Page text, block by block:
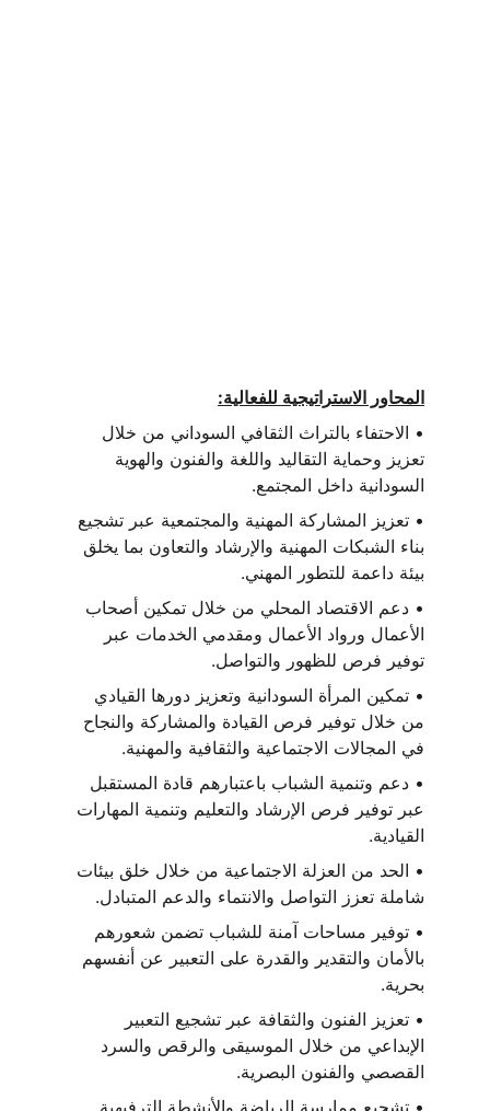
المحاور الاستراتيجية للفعالية:
• الاحتفاء بالتراث الثقافي السوداني من خلال
تعزيز وحماية التقاليد واللغة والفنون والهوية
السودانية داخل المجتمع.
• تعزيز المشاركة المهنية والمجتمعية عبر تشجيع
بناء الشبكات المهنية والإرشاد والتعاون بما يخلق
بيئة داعمة للتطور المهني.
• دعم الاقتصاد المحلي من خلال تمكين أصحاب
الأعمال ورواد الأعمال ومقدمي الخدمات عبر
توفير فرص للظهور والتواصل.
• تمكين المرأة السودانية وتعزيز دورها القيادي
من خلال توفير فرص القيادة والمشاركة والنجاح
في المجالات الاجتماعية والثقافية والمهنية.
• دعم وتنمية الشباب باعتبارهم قادة المستقبل
عبر توفير فرص الإرشاد والتعليم وتنمية المهارات
القيادية.
• الحد من العزلة الاجتماعية من خلال خلق بيئات
شاملة تعزز التواصل والانتماء والدعم المتبادل.
• توفير مساحات آمنة للشباب تضمن شعورهم
بالأمان والتقدير والقدرة على التعبير عن أنفسهم
بحرية.
• تعزيز الفنون والثقافة عبر تشجيع التعبير
الإبداعي من خلال الموسيقى والرقص والسرد
القصصي والفنون البصرية.
• تشجيع ممارسة الرياضة والأنشطة الترفيهية